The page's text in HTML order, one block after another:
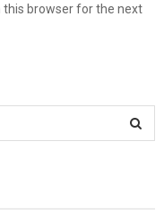
this browser for the next